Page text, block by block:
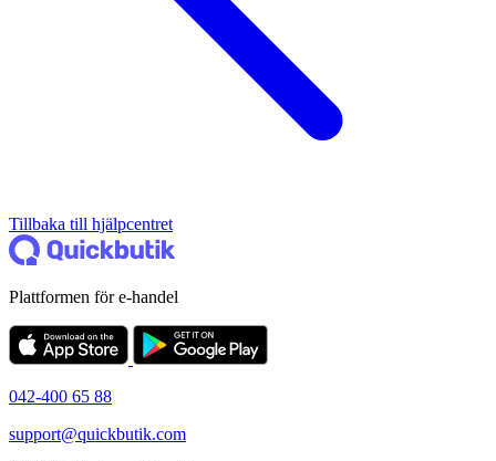
Tillbaka till hjälpcentret
Plattformen för e-handel
042-400 65 88
support@quickbutik.com